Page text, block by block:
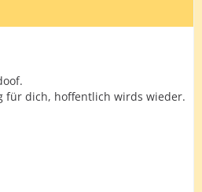
für dich, hoffentlich wirds wieder.